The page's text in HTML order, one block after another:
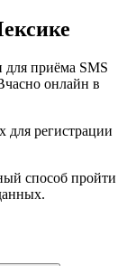
приёма SMS
онлайн в
регистрации
способ пройти